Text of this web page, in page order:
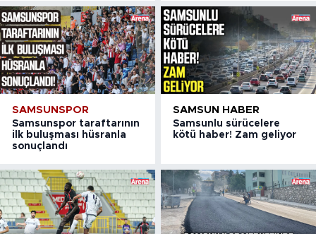
SAMSUNSPOR
Samsunspor taraftarının
ilk buluşması hüsranla
sonuçlandı
SAMSUN HABER
Samsunlu sürücelere
kötü haber! Zam geliyor